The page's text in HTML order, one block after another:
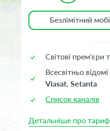
Безлімітний
Світові прем'єри
Всесвітньо
Viasat, Setanta
Список каналів
Детальніше про тариф